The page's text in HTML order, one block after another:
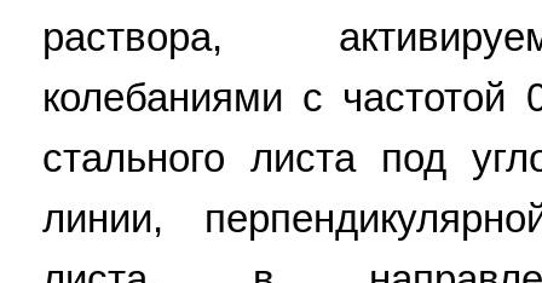
раствора,
колебаниями с частотой
стального листа под
линии,